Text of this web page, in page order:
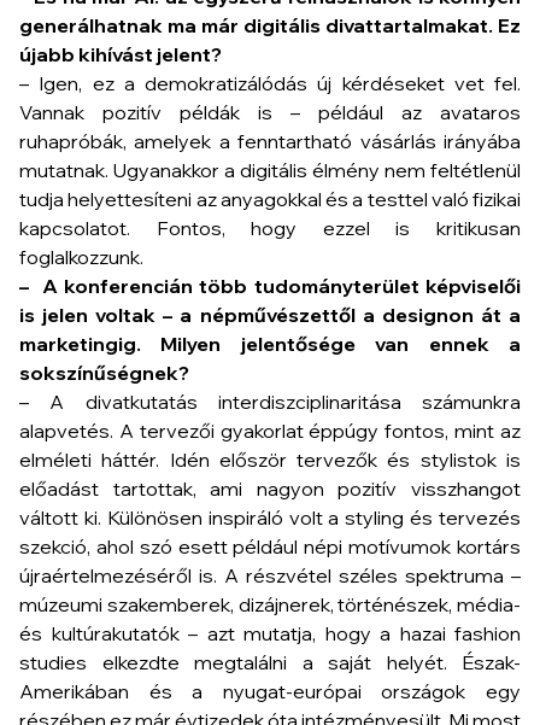
tudja helyettesíteni az anyagokkal és a testtel való fizikai
kapcsolatot. Fontos, hogy ezzel is kritikusan
foglalkozzunk.
– A konferencián több tudományterület képviselői
is jelen voltak – a népművészettől a designon át a
marketingig. Milyen jelentősége van ennek a
sokszínűségnek?
– A divatkutatás interdiszciplinaritása számunkra
alapvetés. A tervezői gyakorlat éppúgy fontos, mint az
elméleti háttér. Idén először tervezők és stylistok is
előadást tartottak, ami nagyon pozitív visszhangot
váltott ki. Különösen inspiráló volt a styling és tervezés
szekció, ahol szó esett például népi motívumok kortárs
újraértelmezéséről is. A részvétel széles spektruma –
múzeumi szakemberek, dizájnerek, történészek, média-
és kultúrakutatók – azt mutatja, hogy a hazai fashion
studies elkezdte megtalálni a saját helyét. Észak-
Amerikában és a nyugat-európai országok egy
részében ez már évtizedek óta intézményesült. Mi most
építkezünk.
– Mik a legfontosabb aktuális céljai az MMKI-nál
működő divatkutatási munkacsoportnak?
– Kiemelt projektünk idén aTranscultural Fashion and
Costume Narrative nemzetközi konferencia, amelyet
szeptember 5–7. között szervezünk Eszterházán és